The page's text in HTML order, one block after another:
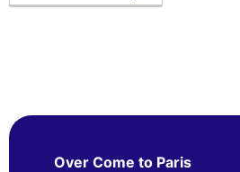
Over Come to Paris